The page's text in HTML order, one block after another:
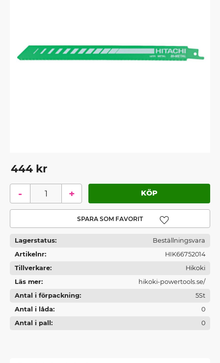
444 kr
+
-
Lägg till i favoriter
Lagerstatus
Beställningsvara
Artikelnr
HIK66752014
Tillverkare
Hikoki
Läs mer
hikoki-powertools.se/
Antal i förpackning
5St
Antal i låda
0
Antal i pall
0